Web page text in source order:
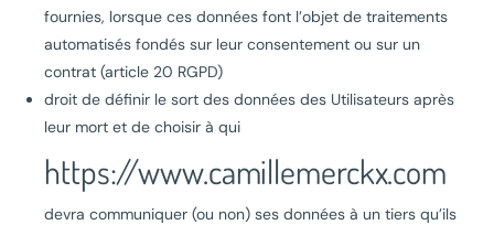
fournies, lorsque ces données font l’objet de traitements
automatisés fondés sur leur consentement ou sur un
contrat (article 20 RGPD)
droit de définir le sort des données des Utilisateurs après
leur mort et de choisir à qui
https://www.camillemerckx.com
devra communiquer (ou non) ses données à un tiers qu’ils